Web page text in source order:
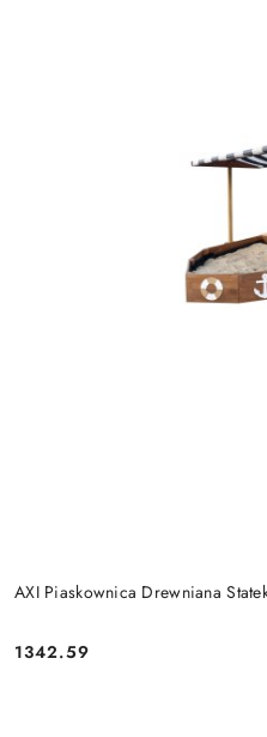
AXI Piaskownica Drewniana
Cena:
1342.59